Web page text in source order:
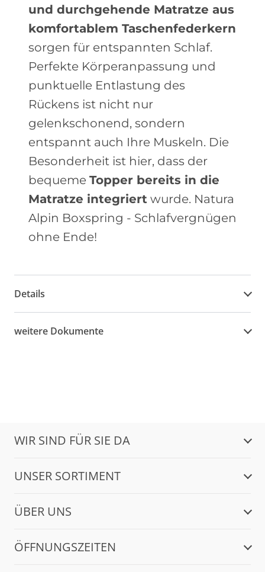
und durchgehende Matratze aus
komfortablem Taschenfederkern
sorgen für entspannten Schlaf.
Perfekte Körperanpassung und
punktuelle Entlastung des
Rückens ist nicht nur
gelenkschonend, sondern
entspannt auch Ihre Muskeln. Die
Besonderheit ist hier, dass der
bequeme Topper bereits in die
Matratze integriert wurde. Natura
Alpin Boxspring - Schlafvergnügen
ohne Ende!
Details
weitere Dokumente
WIR SIND FÜR SIE DA
UNSER SORTIMENT
ÜBER UNS
ÖFFNUNGSZEITEN